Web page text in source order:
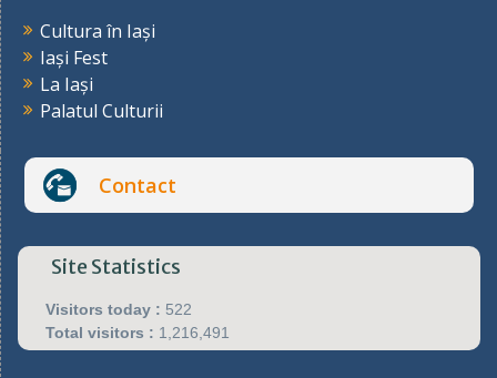
Cultura în Iași
Iași Fest
La Iași
Palatul Culturii
Contact
Site Statistics
Visitors today : 522
Total visitors : 1,216,491